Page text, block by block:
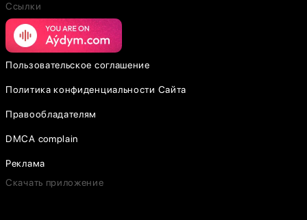
Ссылки
Пользовательское соглашение
Политика конфиденциальности Сайта
Правообладателям
DMCA complain
Реклама
Скачать приложение